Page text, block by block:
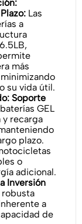
Las
a
más
su vida útil.
Soporte
GEL
y recarga
plazo.
o
adicional.
Inversión
robusta
a
de